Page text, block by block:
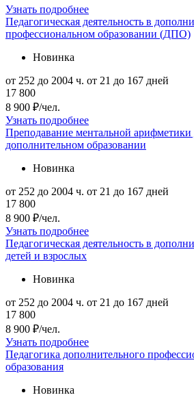
Узнать подробнее
Педагогическая деятельность в
профессиональном образовании (ДПО)
Новинка
от 252 до 2004 ч. от 21 до 167 дней
17 800
8 900 ₽/чел.
Узнать подробнее
Преподавание ментальной арифметики
дополнительном образовании
Новинка
от 252 до 2004 ч. от 21 до 167 дней
17 800
8 900 ₽/чел.
Узнать подробнее
Педагогическая деятельность в
детей и взрослых
Новинка
от 252 до 2004 ч. от 21 до 167 дней
17 800
8 900 ₽/чел.
Узнать подробнее
Педагогика дополнительного
образования
Новинка